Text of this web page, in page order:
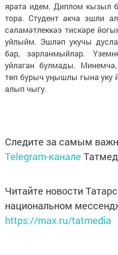
ярата идем. Диплом кызыл
тора. Студент акча эшли
сәламәтлеккәэ тискәре
уйлыйм. Эшләп укучы
бар, зарланмыйлар.
уйлаган булмады. Минемчә,
төп бурыч уңышлы гына уку
алып чыгу.
Следите за самым
Telegram-канале
Читайте новости
национальном
https://max.ru/tatmedia